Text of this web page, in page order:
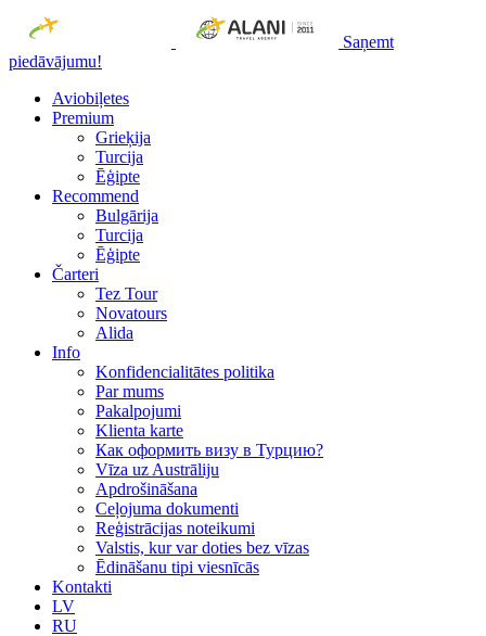
Saņemt
piedāvājumu!
Aviobiļetes
Premium
Grieķija
Turcija
Ēģipte
Recommend
Bulgārija
Turcija
Ēģipte
Čarteri
Tez Tour
Novatours
Alida
Info
Konfidencialitātes politika
Par mums
Рakalpojumi
Klienta karte
Как оформить визу в Турцию?
Vīza uz Austrāliju
Apdrošināšana
Ceļojuma dokumenti
Reģistrācijas noteikumi
Valstis, kur var doties bez vīzas
Ēdināšanu tipi viesnīcās
Kontakti
LV
RU